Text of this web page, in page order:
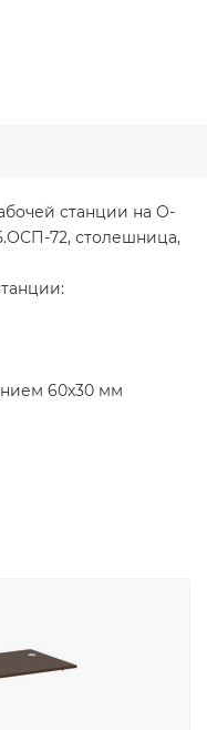
станции на О-
72, столешница,
60х30 мм